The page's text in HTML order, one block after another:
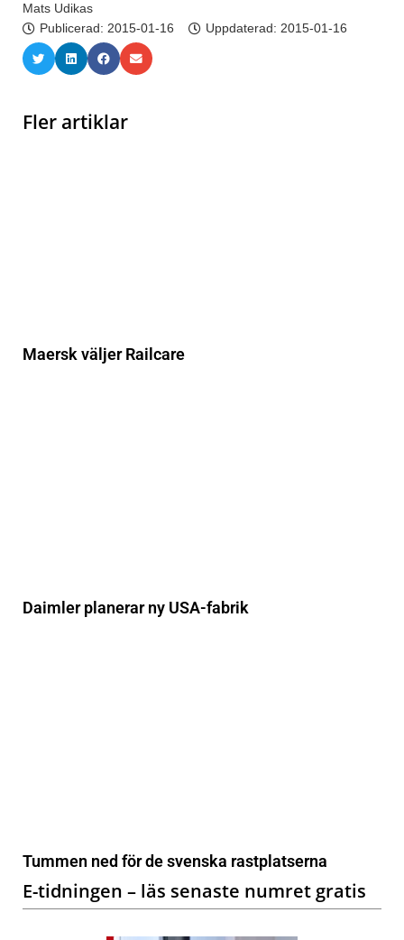
Mats Udikas
Publicerad: 2015-01-16 Uppdaterad: 2015-01-16
Fler artiklar
Maersk väljer Railcare
Daimler planerar ny USA-fabrik
Tummen ned för de svenska rastplatserna
E-tidningen – läs senaste numret gratis